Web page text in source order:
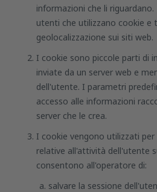
informazioni che li
utenti che utilizzano cookie e
geolocalizzazione sui siti web.
I cookie sono piccole parti di
inviate da un server web e
dell'utente. I parametri
accesso alle informazioni
server che le crea.
I cookie vengono utilizzati
relative all'attività dell'utente
consentono all'operatore di:
salvare la sessione